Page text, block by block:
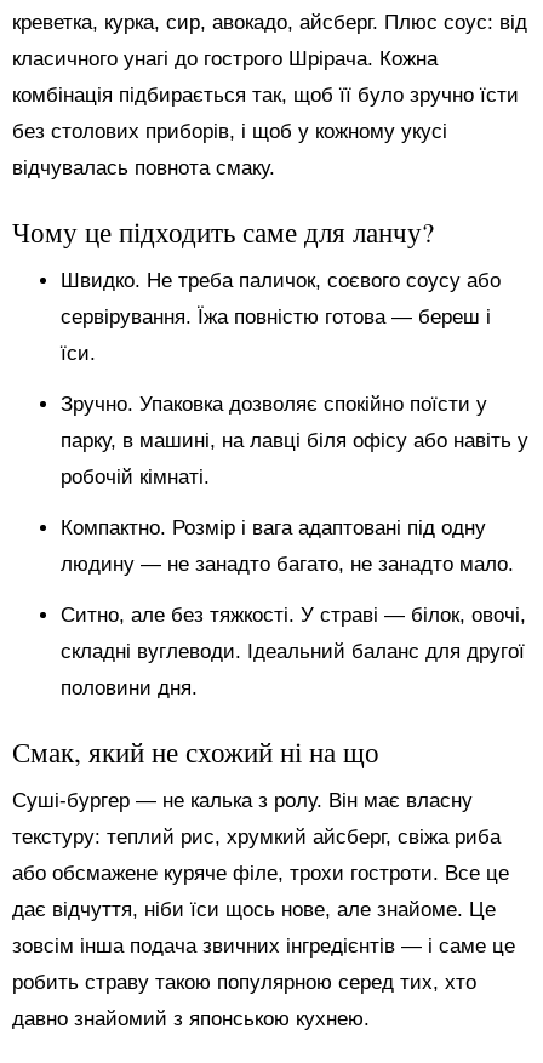
креветка, курка, сир, авокадо, айсберг. Плюс соус: від
класичного унагі до гострого Шрірача. Кожна
комбінація підбирається так, щоб її було зручно їсти
без столових приборів, і щоб у кожному укусі
відчувалась повнота смаку.
Чому це підходить саме для ланчу?
Швидко. Не треба паличок, соєвого соусу або
сервірування. Їжа повністю готова — береш і
їси.
Зручно. Упаковка дозволяє спокійно поїсти у
парку, в машині, на лавці біля офісу або навіть у
робочій кімнаті.
Компактно. Розмір і вага адаптовані під одну
людину — не занадто багато, не занадто мало.
Ситно, але без тяжкості. У страві — білок, овочі,
складні вуглеводи. Ідеальний баланс для другої
половини дня.
Смак, який не схожий ні на що
Суші-бургер — не калька з ролу. Він має власну
текстуру: теплий рис, хрумкий айсберг, свіжа риба
або обсмажене куряче філе, трохи гостроти. Все це
дає відчуття, ніби їси щось нове, але знайоме. Це
зовсім інша подача звичних інгредієнтів — і саме це
робить страву такою популярною серед тих, хто
давно знайомий з японською кухнею.